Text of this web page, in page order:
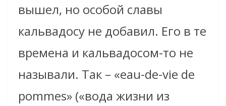
вышел, но особой славы
кальвадосу не добавил. Его в те
времена и кальвадосом-то не
называли. Так – «eau-de-vie de
pommes» («вода жизни из